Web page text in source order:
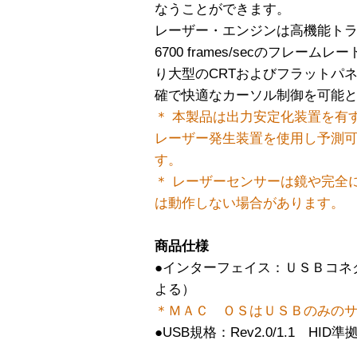
なうことができます。
レーザー・エンジンは高機能ト
6700 frames/secのフレームレー
り大型のCRTおよびフラットパ
確で快適なカーソル制御を可能
＊ 本製品は出力安定化装置を
レーザー発生装置を使用し予測
す。
＊ レーザーセンサーは鏡や完
は動作しない場合があります。
商品仕様
●インターフェイス：ＵＳＢコ
よる）
＊ＭＡＣ ＯＳはＵＳＢのみの
●USB規格：Rev2.0/1.1 HID準